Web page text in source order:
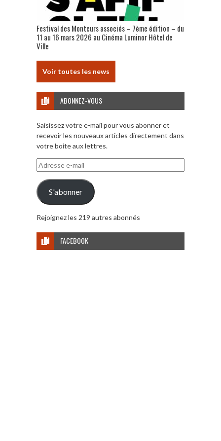
Festival des Monteurs associés – 7ème édition – du
11 au 16 mars 2026 au Cinéma Luminor Hôtel de
Ville
Voir toutes les news
ABONNEZ-VOUS
Saisissez votre e-mail pour vous abonner et
recevoir les nouveaux articles directement dans
votre boite aux lettres.
Adresse
e-
mail
S'abonner
Rejoignez les 219 autres abonnés
FACEBOOK